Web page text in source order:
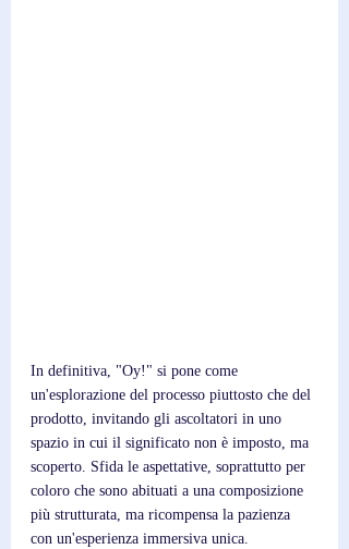
In definitiva, "Oy!" si pone come
un'esplorazione del processo piuttosto che del
prodotto, invitando gli ascoltatori in uno
spazio in cui il significato non è imposto, ma
scoperto. Sfida le aspettative, soprattutto per
coloro che sono abituati a una composizione
più strutturata, ma ricompensa la pazienza
con un'esperienza immersiva unica.